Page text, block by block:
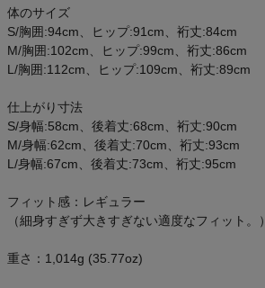
体のサイズ
S/胸囲:94cm、ヒップ:91cm、裄丈:84cm
M/胸囲:102cm、ヒップ:99cm、裄丈:86cm
L/胸囲:112cm、ヒップ:109cm、裄丈:89cm
仕上がり寸法
S/身幅:58cm、後着丈:68cm、裄丈:90cm
M/身幅:62cm、後着丈:70cm、裄丈:93cm
L/身幅:67cm、後着丈:73cm、裄丈:95cm
フィット感：レギュラー
（細身すぎず大きすぎない適度なフィット。）
重さ：1,014g (35.77oz)